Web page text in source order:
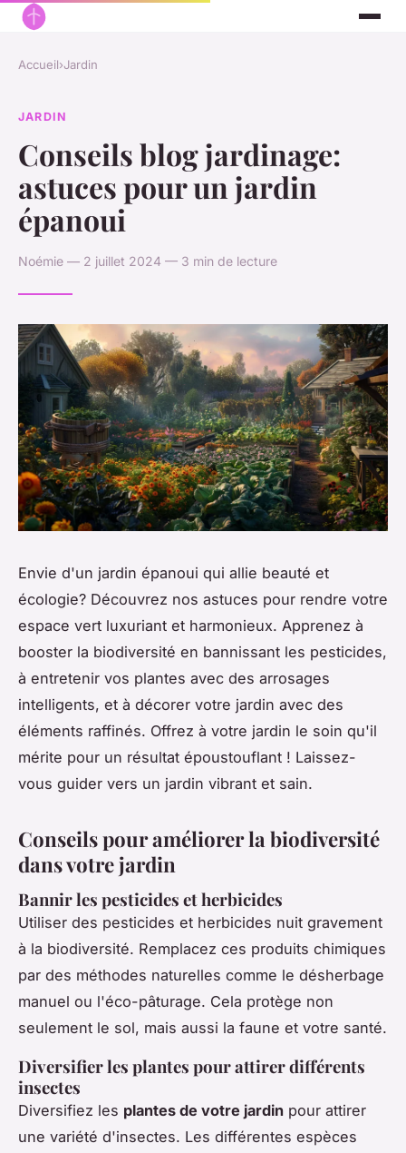
Accueil›Jardin
JARDIN
Conseils blog jardinage:
astuces pour un jardin
épanoui
Noémie — 2 juillet 2024 — 3 min de lecture
Envie d'un jardin épanoui qui allie beauté et
écologie? Découvrez nos astuces pour rendre votre
espace vert luxuriant et harmonieux. Apprenez à
booster la biodiversité en bannissant les pesticides,
à entretenir vos plantes avec des arrosages
intelligents, et à décorer votre jardin avec des
éléments raffinés. Offrez à votre jardin le soin qu'il
mérite pour un résultat époustouflant ! Laissez-
vous guider vers un jardin vibrant et sain.
Conseils pour améliorer la biodiversité
dans votre jardin
Bannir les pesticides et herbicides
Utiliser des pesticides et herbicides nuit gravement
à la biodiversité. Remplacez ces produits chimiques
par des méthodes naturelles comme le désherbage
manuel ou l'éco-pâturage. Cela protège non
seulement le sol, mais aussi la faune et votre santé.
Diversifier les plantes pour attirer différents
insectes
Diversifiez les plantes de votre jardin pour attirer
une variété d'insectes. Les différentes espèces